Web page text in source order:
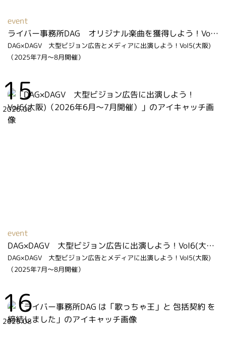
event
ライバー事務所DAG オリジナル楽曲を獲得しよう！Vol２（2026年2月～3月開催）
DAG×DAGV 大型ビジョン広告とメディアに出演しよう！Vol5(大阪)
（2025年7月～8月開催）
15
2026.06
event
DAG×DAGV 大型ビジョン広告に出演しよう！Vol6(大阪)（2026年6月～7月開催）
DAG×DAGV 大型ビジョン広告とメディアに出演しよう！Vol5(大阪)
（2025年7月～8月開催）
16
2025.08